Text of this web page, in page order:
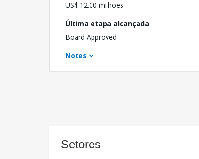
US$ 12.00 milhões
Última etapa alcançada
Board Approved
Notes
Setores